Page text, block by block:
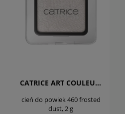
CATRICE ART COULEURS
cień do powiek 460 frosted
dust, 2 g